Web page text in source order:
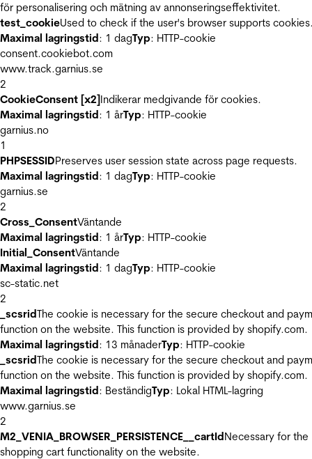
för personalisering och mätning av annonseringseffektivitet.
test_cookieUsed to check if the user's browser supports
Maximal lagringstid: 1 dagTyp: HTTP-cookie
consent.cookiebot.com
www.track.garnius.se
2
CookieConsent [x2]Indikerar medgivande för cookies.
Maximal lagringstid: 1 årTyp: HTTP-cookie
garnius.no
1
PHPSESSIDPreserves user session state across page requests.
Maximal lagringstid: 1 dagTyp: HTTP-cookie
garnius.se
2
Cross_ConsentVäntande
Maximal lagringstid: 1 årTyp: HTTP-cookie
Initial_ConsentVäntande
Maximal lagringstid: 1 dagTyp: HTTP-cookie
sc-static.net
2
_scsridThe cookie is necessary for the secure checkout and
function on the website. This function is provided by shopify.com.
Maximal lagringstid: 13 månaderTyp: HTTP-cookie
_scsridThe cookie is necessary for the secure checkout and
function on the website. This function is provided by shopify.com.
Maximal lagringstid: BeständigTyp: Lokal HTML-lagring
www.garnius.se
2
M2_VENIA_BROWSER_PERSISTENCE__cartIdNecessary for the
shopping cart functionality on the website.